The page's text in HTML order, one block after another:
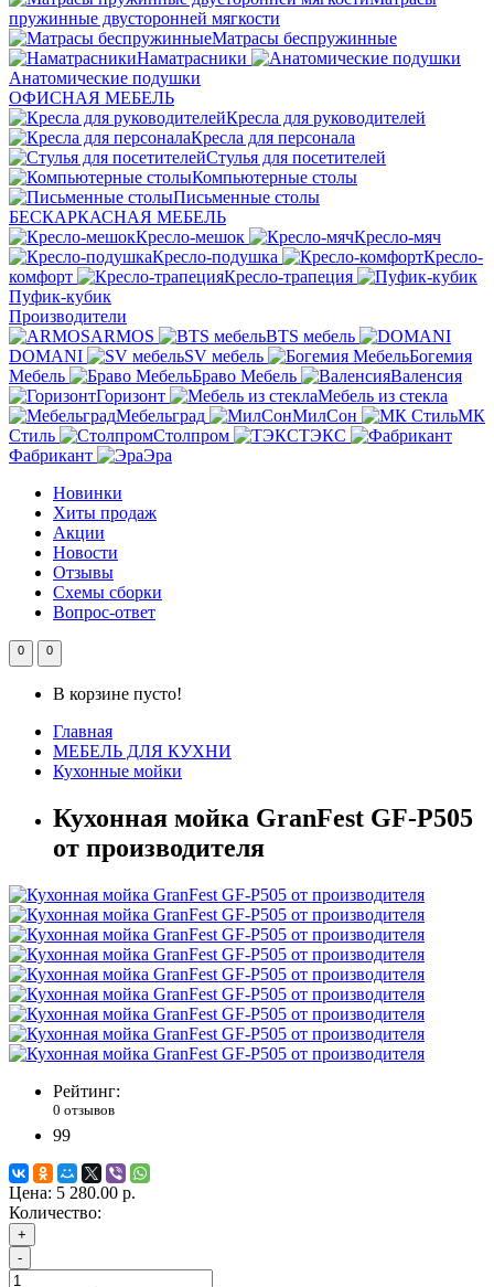
пружинные двусторонней мягкости
Матрасы беспружинные
Наматрасники
Анатомические подушки
ОФИСНАЯ МЕБЕЛЬ
Кресла для руководителей
Кресла для персонала
Стулья для посетителей
Компьютерные столы
Письменные столы
БЕСКАРКАСНАЯ МЕБЕЛЬ
Кресло-мешок
Кресло-мяч
Кресло-подушка
Кресло-
комфорт
Кресло-трапеция
Пуфик-кубик
Производители
ARMOS
BTS мебель
DOMANI
SV мебель
Богемия
Мебель
Браво Мебель
Валенсия
Горизонт
Мебель из стекла
Мебельград
МилСон
МК
Стиль
Столпром
ТЭКС
Фабрикант
Эра
Новинки
Хиты продаж
Акции
Новости
Отзывы
Схемы сборки
Вопрос-ответ
0 0
В корзине пусто!
Главная
МЕБЕЛЬ ДЛЯ КУХНИ
Кухонные мойки
Кухонная мойка GranFest GF-P505
от производителя
Рейтинг:
0 отзывов
99
Цена: 5 280.00 р.
Количество:
+
-